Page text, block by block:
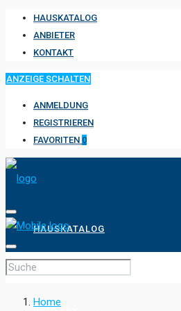
HAUSKATALOG
ANBIETER
KONTAKT
ANZEIGE SCHALTEN
ANMELDUNG
REGISTRIEREN
FAVORITEN 0
HAUSKATALOG
ANBIETER
Home